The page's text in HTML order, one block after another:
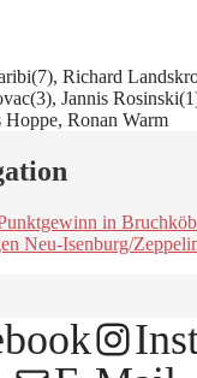
Richard
Jannis
Ronan Warm
in
Neu-Isenburg/